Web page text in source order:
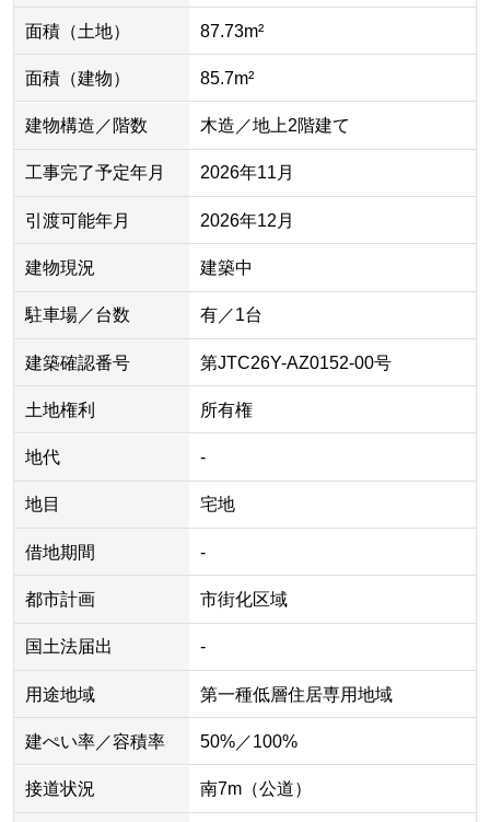
面積（土地） 87.73m²
面積（建物） 85.7m²
建物構造／階数 木造／地上2階建て
工事完了予定年月 2026年11月
引渡可能年月 2026年12月
建物現況 建築中
駐車場／台数 有／1台
建築確認番号 第JTC26Y-AZ0152-00号
土地権利 所有権
地代 -
地目 宅地
借地期間 -
都市計画 市街化区域
国土法届出 -
用途地域 第一種低層住居専用地域
建ぺい率／容積率 50%／100%
接道状況 南7m（公道）